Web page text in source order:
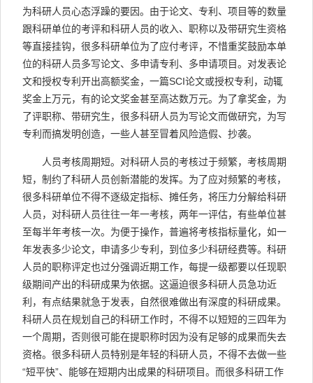
为科研人员心态浮躁的要因。由于论文、专利、项目等的数量
跟科研单位的考评和科研人员的收入、职称以及带研究生资格
等直接挂钩，很多科研单位为了应付考评，不惜重奖鼓励本单
位的科研人员多写论文、多申请专利、多申请项目。对发表论
文和授权专利开出高额奖金，一篇SCI论文或授权专利，动辄
奖金上万元，有的论文奖金甚至高达数万元。为了拿奖金，为
了评职称、带研究生，很多科研人员为写论文而做研究，为写
专利而搞发明创造，一些人甚至冒着风险造假、抄袭。
人员考核周期短。对科研人员的考核过于频繁，考核周期
短，制约了科研人员创新潜能的发挥。为了应对频繁的考核，
很多科研单位不得不逐级定指标、摊任务，将压力分解给科研
人员，对科研人员往往一年一考核，两年一评估，有些单位甚
至每半年考核一次。为便于操作，普遍将考核指标量化，如一
年发表多少论文，申请多少专利，到位多少科研经费等。科研
人员的职称评定也过分强调近期工作，每提一级都要以任现职
级期间产出的科研成果为依据。这逼迫很多科研人员急功近
利，有点结果就急于发表，自然很难做出有深度的科研成果。
科研人员在规划自己的科研工作时，不得不以短短的三四年为
一个周期，否则很可能在提职称时因为没有足够的成果而失去
资格。很多科研人员特别是年轻的科研人员，不得不去做一些
“短平快”、能够在短期内出成果的科研项目。而很多科研工作